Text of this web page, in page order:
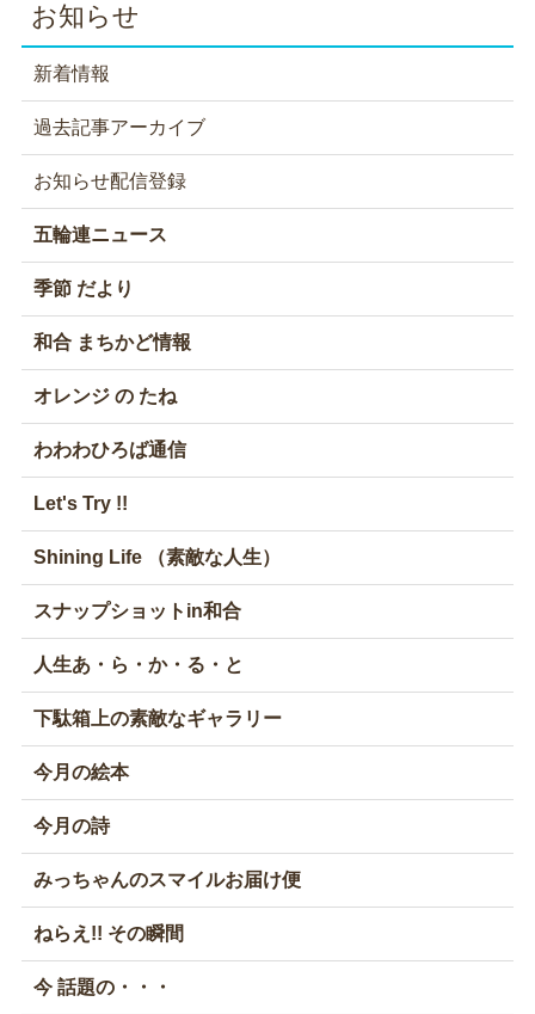
お知らせ
新着情報
過去記事アーカイブ
お知らせ配信登録
五輪連ニュース
季節 だより
和合 まちかど情報
オレンジ の たね
わわわひろば通信
Let's Try !!
Shining Life （素敵な人生）
スナップショットin和合
人生あ・ら・か・る・と
下駄箱上の素敵なギャラリー
今月の絵本
今月の詩
みっちゃんのスマイルお届け便
ねらえ!! その瞬間
今 話題の・・・